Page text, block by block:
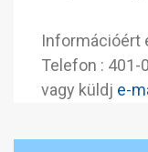
Információért
Telefon : 401-
vagy küldj e-